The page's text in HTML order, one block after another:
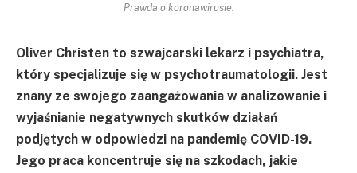
Prawda o koronawirusie.
Oliver Christen to szwajcarski lekarz i psychiatra,
który specjalizuje się w psychotraumatologii. Jest
znany ze swojego zaangażowania w analizowanie i
wyjaśnianie negatywnych skutków działań
podjętych w odpowiedzi na pandemię COVID-19.
Jego praca koncentruje się na szkodach, jakie